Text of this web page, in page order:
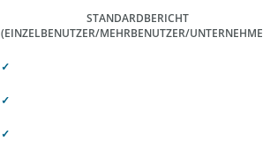
STANDARDBERICHT
(EINZELBENUTZER/MEHRBENUTZER/
✓
✓
✓